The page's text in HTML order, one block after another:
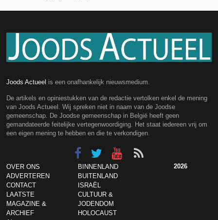
Joods Actueel is een onafhankelijk nieuwsmedium.
De artikels en opiniestukken van de redactie vertolken enkel de mening
van Joods Actueel. Wij spreken niet in naam van de Joodse
gemeenschap. De Joodse gemeenschap in België heeft geen
gemandateerde feitelijke vertegenwoordiging. Het staat iedereen vrij om
een eigen mening te hebben en die te verkondigen.
OVER ONS
ADVERTEREN
CONTACT
LAATSTE
MAGAZINE &
ARCHIEF
BINNENLAND
BUITENLAND
ISRAËL
CULTUUR &
JODENDOM
HOLOCAUST
2026